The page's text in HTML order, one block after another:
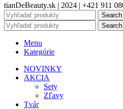
tianDeBeauty.sk | 2024 | +421 911
Search
Search
Menu
Kategórie
NOVINKY
AKCIA
Sety
Zľavy
Tvár